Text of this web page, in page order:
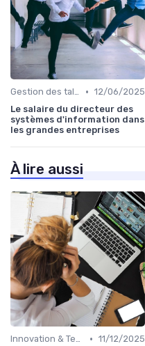
Gestion des talents IT • 12/06/2025
Le salaire du directeur des
systèmes d'information dans
les grandes entreprises
À lire aussi
Innovation & Tendances • 11/12/2025